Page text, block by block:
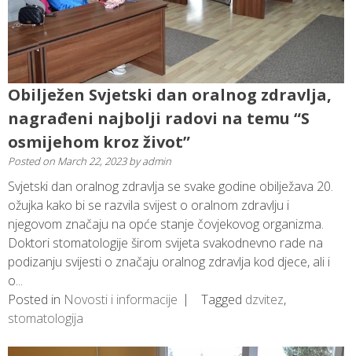
Obilježen Svjetski dan oralnog zdravlja,
nagrađeni najbolji radovi na temu “S
osmijehom kroz život”
Posted on March 22, 2023byadmin
Svjetski dan oralnog zdravlja se svake godine obilježava 20.
ožujka kako bi se razvila svijest o oralnom zdravlju i
njegovom značaju na opće stanje čovjekovog organizma.
Doktori stomatologije širom svijeta svakodnevno rade na
podizanju svijesti o značaju oralnog zdravlja kod djece, ali i
o...
Posted in Novosti i informacije Tagged dzvitez,
stomatologija